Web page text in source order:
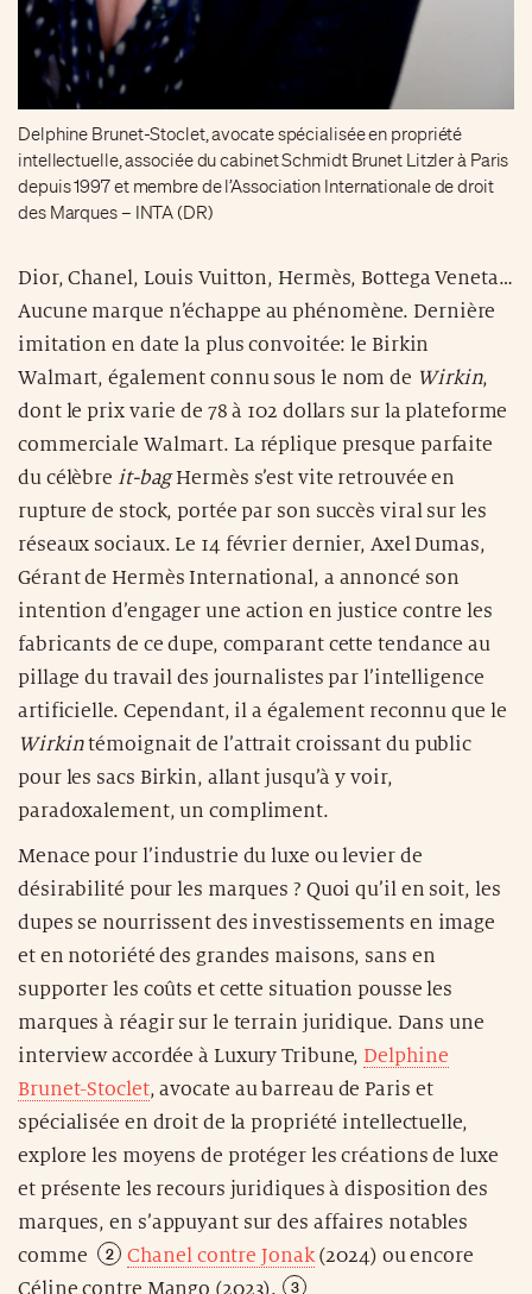
Delphine Brunet-Stoclet, avocate spécialisée en propriété
intellectuelle, associée du cabinet Schmidt Brunet Litzler à Paris
depuis 1997 et membre de l’Association Internationale de droit
des Marques – INTA (DR)
Dior, Chanel, Louis Vuitton, Hermès, Bottega Veneta…
Aucune marque n’échappe au phénomène. Dernière
imitation en date la plus convoitée: le Birkin
Walmart, également connu sous le nom de Wirkin,
dont le prix varie de 78 à 102 dollars sur la plateforme
commerciale Walmart. La réplique presque parfaite
du célèbre it-bagHermès s’est vite retrouvée en
rupture de stock, portée par son succès viral sur les
réseaux sociaux. Le 14 février dernier, Axel Dumas,
Gérant de Hermès International, a annoncé son
intention d’engager une action en justice contre les
fabricants de ce dupe, comparant cette tendance au
pillage du travail des journalistes par l’intelligence
artificielle. Cependant, il a également reconnu que le
Wirkintémoignait de l’attrait croissant du public
pour les sacs Birkin, allant jusqu’à y voir,
paradoxalement, un compliment.
Menace pour l’industrie du luxe ou levier de
désirabilité pour les marques ? Quoi qu’il en soit, les
dupes se nourrissent des investissements en image
et en notoriété des grandes maisons, sans en
supporter les coûts et cette situation pousse les
marques à réagir sur le terrain juridique. Dans une
interview accordée à Luxury Tribune, Delphine
Brunet-Stoclet, avocate au barreau de Paris et
spécialisée en droit de la propriété intellectuelle,
explore les moyens de protéger les créations de luxe
et présente les recours juridiques à disposition des
marques, en s’appuyant sur des affaires notables
comme
Chanel contre Jonak(2024) ou encore